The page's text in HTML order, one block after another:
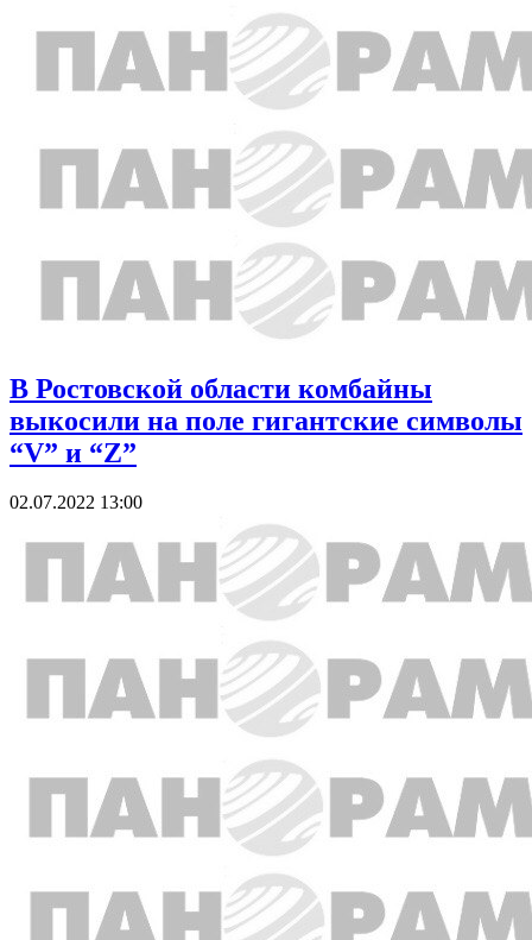
В Ростовской области комбайны
выкосили на поле гигантские символы
“V” и “Z”
02.07.2022 13:00